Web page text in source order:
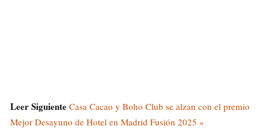
Leer Siguiente Casa Cacao y Boho Club se alzan con el premio
Mejor Desayuno de Hotel en Madrid Fusión 2025 »